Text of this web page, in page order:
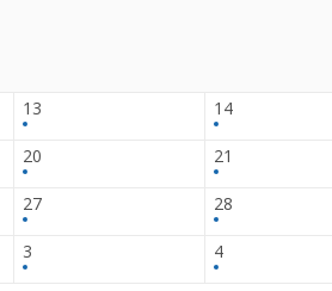
13 14
20 21
27 28
3 4